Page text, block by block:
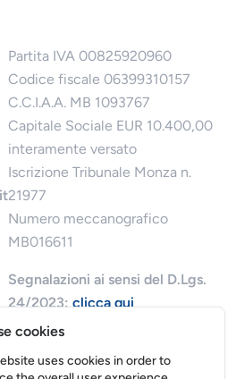
Partita IVA 00825920960
Codice fiscale 06399310157
C.C.I.A.A. MB 1093767
Capitale Sociale EUR 10.400,00
interamente versato
Iscrizione Tribunale Monza n.
21977
Numero meccanografico
MB016611
Segnalazioni ai sensi del D.Lgs.
24/2023:clicca qui
cookies
uses cookies in order to